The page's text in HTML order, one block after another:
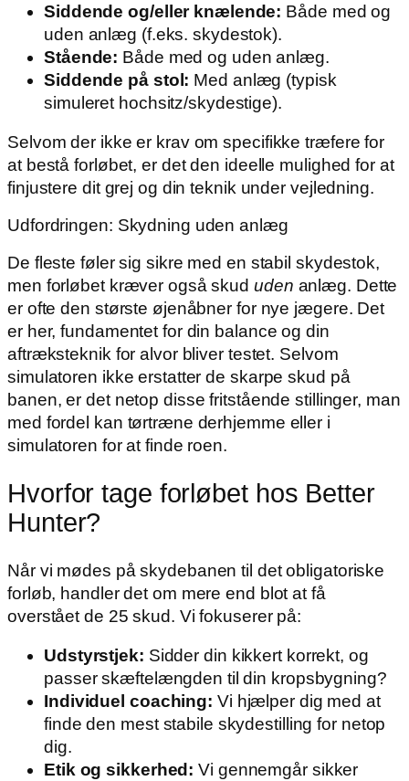
Siddende og/eller knælende: Både med og
uden anlæg (f.eks. skydestok).
Stående: Både med og uden anlæg.
Siddende på stol: Med anlæg (typisk
simuleret hochsitz/skydestige).
Selvom der ikke er krav om specifikke træfere for
at bestå forløbet, er det den ideelle mulighed for at
finjustere dit grej og din teknik under vejledning.
Udfordringen: Skydning uden anlæg
De fleste føler sig sikre med en stabil skydestok,
men forløbet kræver også skud uden anlæg. Dette
er ofte den største øjenåbner for nye jægere. Det
er her, fundamentet for din balance og din
aftræksteknik for alvor bliver testet. Selvom
simulatoren ikke erstatter de skarpe skud på
banen, er det netop disse fritstående stillinger, man
med fordel kan tørtræne derhjemme eller i
simulatoren for at finde roen.
Hvorfor tage forløbet hos Better
Hunter?
Når vi mødes på skydebanen til det obligatoriske
forløb, handler det om mere end blot at få
overstået de 25 skud. Vi fokuserer på:
Udstyrstjek: Sidder din kikkert korrekt, og
passer skæftelængden til din kropsbygning?
Individuel coaching: Vi hjælper dig med at
finde den mest stabile skydestilling for netop
dig.
Etik og sikkerhed: Vi gennemgår sikker